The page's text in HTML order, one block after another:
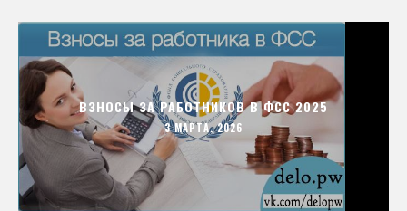
ВЗНОСЫ ЗА РАБОТНИКОВ В ФСС 2025
3 МАРТА, 2026